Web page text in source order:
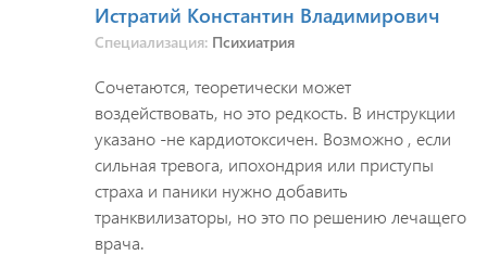
Истратий Константин Владимирович
Специализация: Психиатрия
Сочетаются, теоретически может
воздействовать, но это редкость. В инструкции
указано -не кардиотоксичен. Возможно , если
сильная тревога, ипохондрия или приступы
страха и паники нужно добавить
транквилизаторы, но это по решению лечащего
врача.